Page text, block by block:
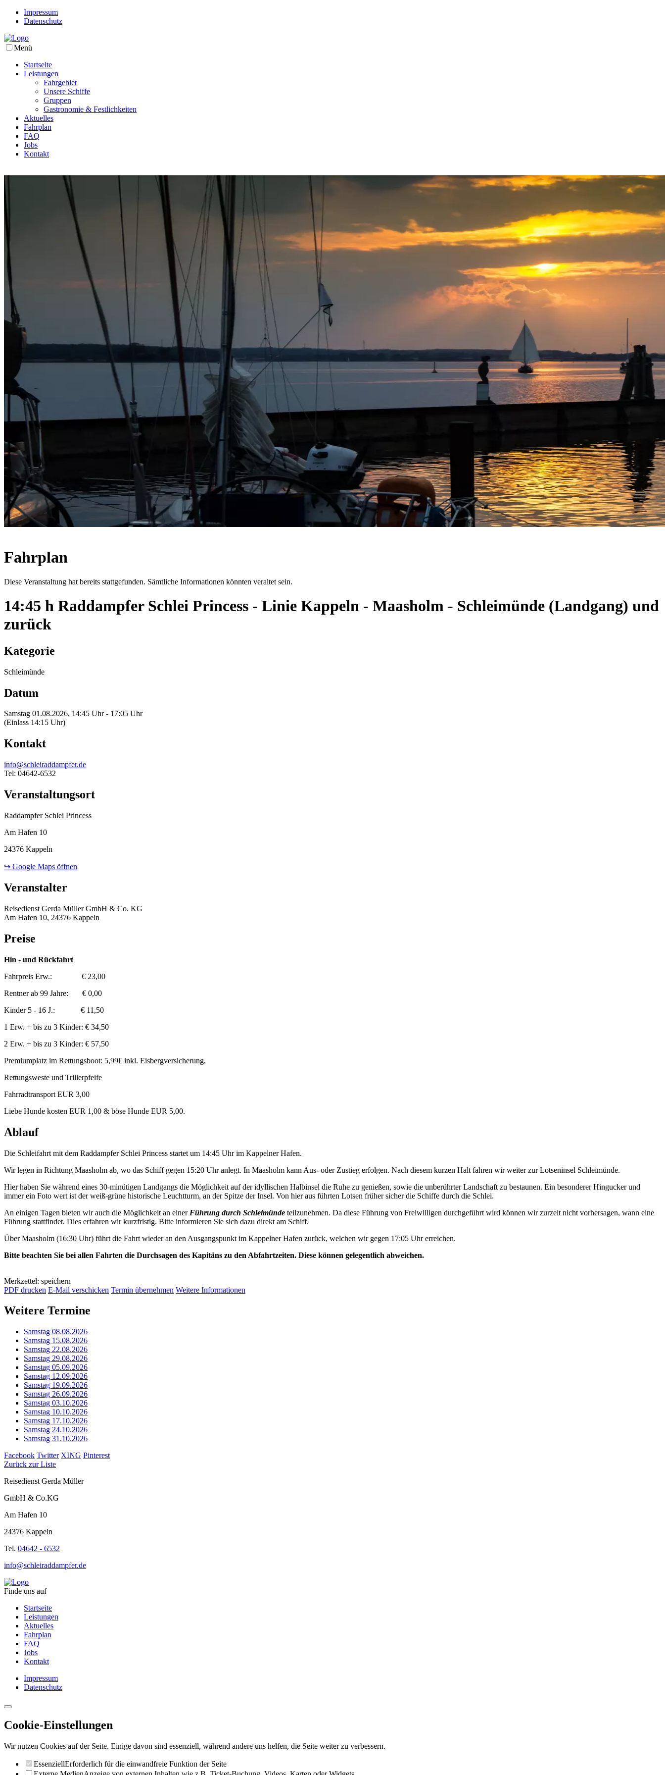
Impressum
Datenschutz
Menü
Startseite
Leistungen
Fahrgebiet
Unsere Schiffe
Gruppen
Gastronomie & Festlichkeiten
Aktuelles
Fahrplan
FAQ
Jobs
Kontakt
Fahrplan
Diese Veranstaltung hat bereits stattgefunden. Sämtliche Informationen könnten veraltet sein.
14:45 h Raddampfer Schlei Princess - Linie Kappeln - Maasholm - Schleimünde (Landgang) und
zurück
Kategorie
Schleimünde
Datum
Samstag 01.08.2026, 14:45 Uhr - 17:05 Uhr
(Einlass 14:15 Uhr)
Kontakt
info@schleiraddampfer.de
Tel: 04642-6532
Veranstaltungsort
Raddampfer Schlei Princess
Am Hafen 10
24376 Kappeln
↪ Google Maps öffnen
Veranstalter
Reisedienst Gerda Müller GmbH & Co. KG
Am Hafen 10, 24376 Kappeln
Preise
Hin - und Rückfahrt
Fahrpreis Erw.: € 23,00
Rentner ab 99 Jahre: € 0,00
Kinder 5 - 16 J.: € 11,50
1 Erw. + bis zu 3 Kinder: € 34,50
2 Erw. + bis zu 3 Kinder: € 57,50
Premiumplatz im Rettungsboot: 5,99€ inkl. Eisbergversicherung,
Rettungsweste und Trillerpfeife
Fahrradtransport EUR 3,00
Liebe Hunde kosten EUR 1,00 & böse Hunde EUR 5,00.
Ablauf
Die Schleifahrt mit dem Raddampfer Schlei Princess startet um 14:45 Uhr im Kappelner Hafen.
Wir legen in Richtung Maasholm ab, wo das Schiff gegen 15:20 Uhr anlegt. In Maasholm kann Aus- oder Zustieg erfolgen. Nach diesem kurzen Halt fahren wir weiter zur Lotseninsel Schleimünde.
Hier haben Sie während eines 30-minütigen Landgangs die Möglichkeit auf der idyllischen Halbinsel die Ruhe zu genießen, sowie die unberührter Landschaft zu bestaunen. Ein besonderer Hingucker und
immer ein Foto wert ist der weiß-grüne historische Leuchtturm, an der Spitze der Insel. Von hier aus führten Lotsen früher sicher die Schiffe durch die Schlei.
An einigen Tagen bieten wir auch die Möglichkeit an einer Führung durch Schleimünde teilzunehmen. Da diese Führung von Freiwilligen durchgeführt wird können wir zurzeit nicht vorhersagen, wann eine
Führung stattfindet. Dies erfahren wir kurzfristig. Bitte informieren Sie sich dazu direkt am Schiff.
Über Maasholm (16:30 Uhr) führt die Fahrt wieder an den Ausgangspunkt im Kappelner Hafen zurück, welchen wir gegen 17:05 Uhr erreichen.
Bitte beachten Sie bei allen Fahrten die Durchsagen des Kapitäns zu den Abfahrtzeiten. Diese können gelegentlich abweichen.
Merkzettel: speichern
PDF drucken E-Mail verschicken Termin übernehmen Weitere Informationen
Weitere Termine
Samstag 08.08.2026
Samstag 15.08.2026
Samstag 22.08.2026
Samstag 29.08.2026
Samstag 05.09.2026
Samstag 12.09.2026
Samstag 19.09.2026
Samstag 26.09.2026
Samstag 03.10.2026
Samstag 10.10.2026
Samstag 17.10.2026
Samstag 24.10.2026
Samstag 31.10.2026
Facebook Twitter XING Pinterest
Zurück zur Liste
Reisedienst Gerda Müller
GmbH & Co.KG
Am Hafen 10
24376 Kappeln
Tel. 04642 - 6532
info@schleiraddampfer.de
Finde uns auf
Startseite
Leistungen
Aktuelles
Fahrplan
FAQ
Jobs
Kontakt
Impressum
Datenschutz
Cookie-Einstellungen
Wir nutzen Cookies auf der Seite. Einige davon sind essenziell, während andere uns helfen, die Seite weiter zu verbessern.
EssenziellErforderlich für die einwandfreie Funktion der Seite